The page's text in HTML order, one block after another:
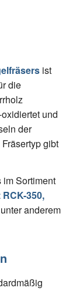
ist
die
und
der
gibt
Sortiment
350,
anderem